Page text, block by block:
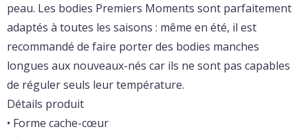
peau. Les bodies Premiers Moments sont parfaitement
adaptés à toutes les saisons : même en été, il est
recommandé de faire porter des bodies manches
longues aux nouveaux-nés car ils ne sont pas capables
de réguler seuls leur température.
Détails produit
• Forme cache-cœur